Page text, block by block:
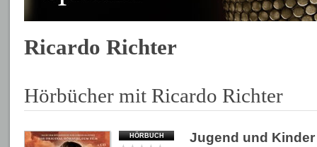
Ricardo Richter
Hörbücher mit Ricardo Richter
HÖRBUCH Jugend und Kinder